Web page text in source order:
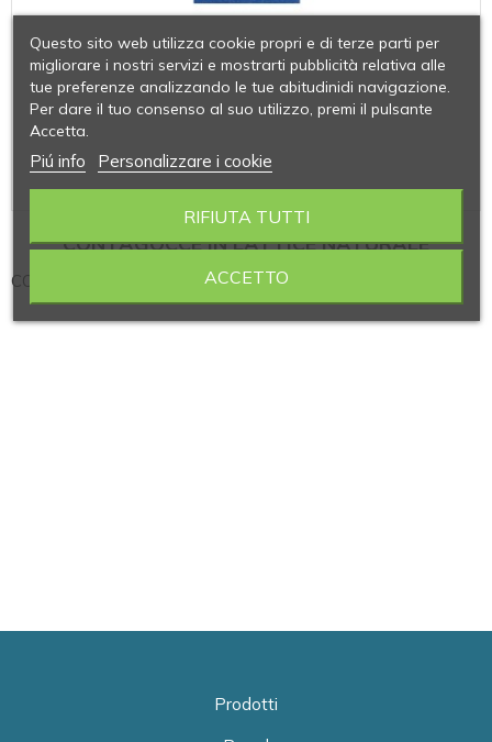
CONTAGOCCE IN LATTICE NATURALE
CONTAGOCCE IN LATTICE NATURALE
Prodotti
Questo sito web utilizza cookie propri e di terze parti per
migliorare i nostri servizi e mostrarti pubblicità relativa alle
tue preferenze analizzando le tue abitudinidi navigazione.
Per dare il tuo consenso al suo utilizzo, premi il pulsante
Accetta.
Piú info Personalizzare i cookie
RIFIUTA TUTTI
ACCETTO